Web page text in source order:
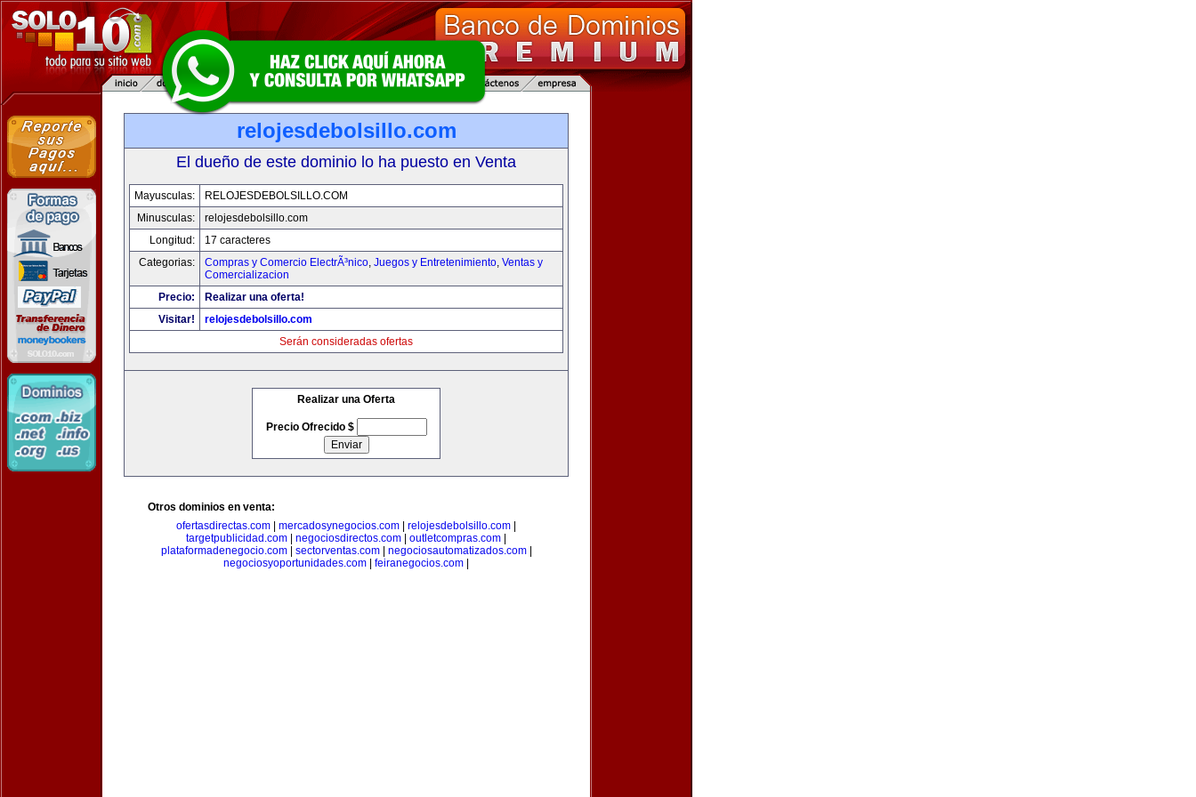
relojesdebolsillo.com
El dueño de este dominio lo ha puesto en Venta
Mayusculas:
RELOJESDEBOLSILLO.COM
Minusculas:
relojesdebolsillo.com
Longitud:
17 caracteres
Categorias:
Compras y Comercio ElectrÃ³nico, Juegos y Entretenimiento, Ventas y
Comercializacion
Precio:
Realizar una oferta!
Visitar!
relojesdebolsillo.com
Serán consideradas ofertas
Realizar una Oferta
Precio Ofrecido $
Otros dominios en venta:
ofertasdirectas.com
mercadosynegocios.com relojesdebolsillo.com
targetpublicidad.com
negociosdirectos.com outletcompras.com
plataformadenegocio.com| sectorventas.com| negociosautomatizados.com|
negociosyoportunidades.com
feiranegocios.com